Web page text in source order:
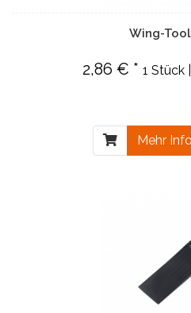
Wing-
2,86 € * 1 Stück
Mehr